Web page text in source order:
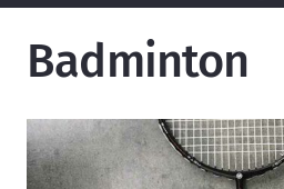
Badminton